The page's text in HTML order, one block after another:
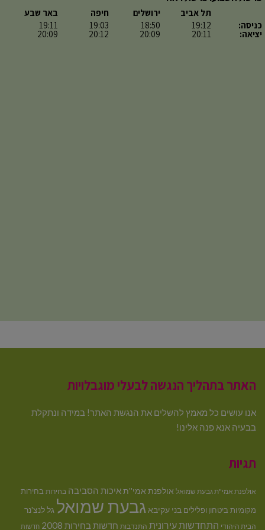
כניסה:
יציאה:
תל אביב
19:12
20:11
ירושלים
18:50
20:09
חיפה
19:03
20:12
באר שבע
19:11
20:09
האתר בתהליך הנגשה לבעלי מוגבלויות
אנו עושים כל מאמץ להשלים את הנגשת האתר! במידה ונתקלת
בבעיה אנא פנה אלינו!
תגיות
אולפנת אמי"ת גבעת שמואל אולפנת אמי''תאיכות הסביבה בחירות בחירות
מקומיות ביטחון ופלילים בני עקיבא גבעת שמואל גל לנצ'נר
הבית היהודי התחדשות עירונית התנדבות חדשות בחירות 2008 חדשות